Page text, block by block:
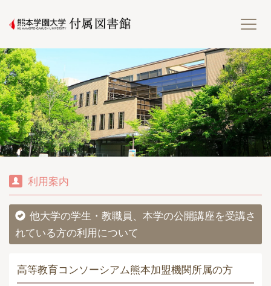
熊
利用案内
他大学の学生・教職員、本学の公開講座を受講さ
れている方の利用について
高等教育コンソーシアム熊本加盟機関所属の方